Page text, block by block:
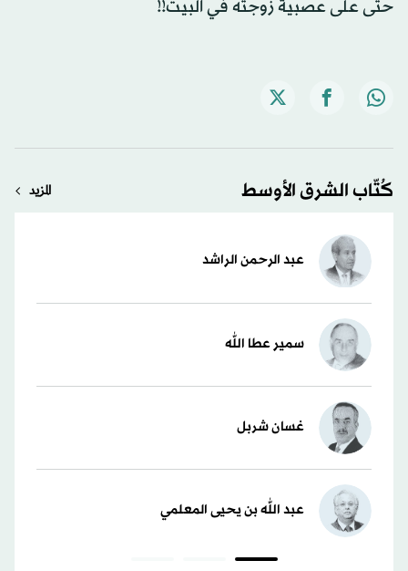
حتى على عصبية زوجته في البيت!!
كُتّاب الشرق الأوسط المزيد
عبد الرحمن الراشد
سمير عطا الله
غسان شربل
عبد الله بن يحيى المعلمي